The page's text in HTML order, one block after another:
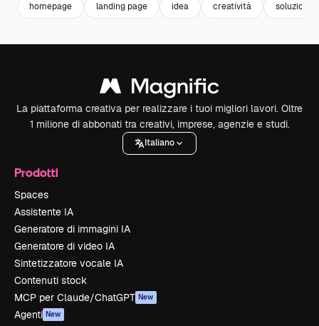
homepage landing page idea creatività soluzione
La piattaforma creativa per realizzare i tuoi migliori lavori. Oltre
1 milione di abbonati tra creativi, imprese, agenzie e studi.
Italiano
Prodotti
Spaces
Assistente IA
Generatore di immagini IA
Generatore di video IA
Sintetizzatore vocale IA
Contenuti stock
MCP per Claude/ChatGPT New
Agenti New